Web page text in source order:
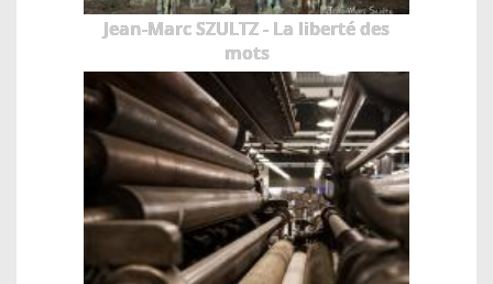
Jean-Marc SZULTZ - La liberté des
mots